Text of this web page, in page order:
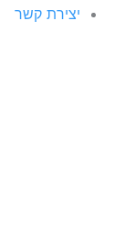
יצירת קשר